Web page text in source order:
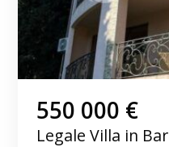
550 000 €
Legale Villa in Bar